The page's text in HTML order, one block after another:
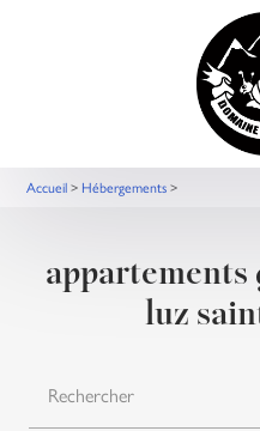
Accueil> Hébergements>
appartements
luz
Rechercher